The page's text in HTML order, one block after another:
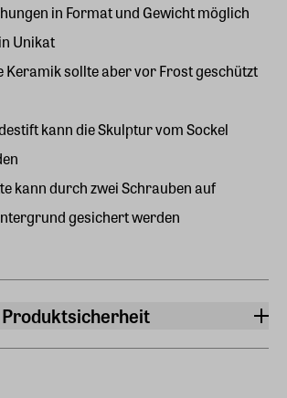
in Format und Gewicht möglich
Unikat
Keramik sollte aber vor Frost geschützt
kann die Skulptur vom Sockel
kann durch zwei Schrauben auf
gesichert werden